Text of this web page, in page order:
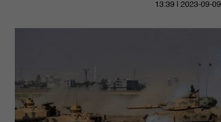
13:39 | 2023-09-09